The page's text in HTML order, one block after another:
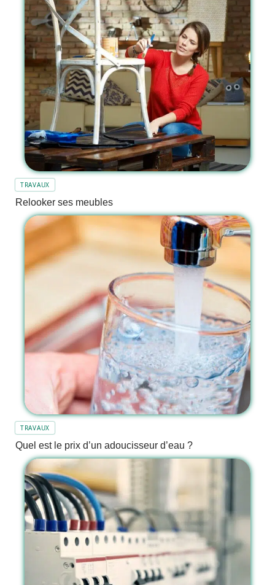
TRAVAUX
Relooker ses meubles
TRAVAUX
Quel est le prix d’un adoucisseur d’eau ?